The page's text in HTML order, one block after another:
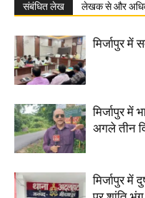
संबंधित लेख लेखक से और
मिर्जापुर में
मिर्जापुर में
अगले तीन
मिर्जापुर में